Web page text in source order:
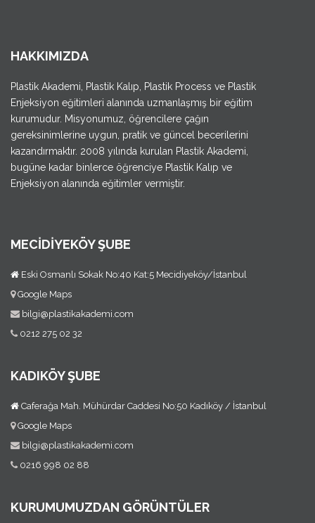
HAKKIMIZDA
Plastik Akademi, Plastik Kalıp, Plastik Process ve Plastik
Enjeksiyon eğitimleri alanında uzmanlaşmış bir eğitim
kurumudur. Misyonumuz, öğrencilere çağın
gereksinimlerine uygun, pratik ve güncel becerilerini
kazandırmaktır. 2008 yılında kurulan Plastik Akademi,
bugüne kadar binlerce öğrenciye Plastik Kalıp ve
Enjeksiyon alanında eğitimler vermiştir.
MECİDİYEKÖY ŞUBE
Eski Osmanlı Sokak No:40 Kat:5 Mecidiyeköy/İstanbul
Google Maps
bilgi@plastikakademi.com
0212 275 02 32
KADIKÖY ŞUBE
Caferağa Mah. Mühürdar Caddesi No:50 Kadıköy / İstanbul
Google Maps
bilgi@plastikakademi.com
0216 998 02 88
KURUMUMUZDAN GÖRÜNTÜLER